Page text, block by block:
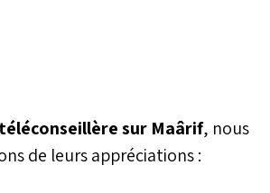
sur Maârif, nous
de leurs appréciations :